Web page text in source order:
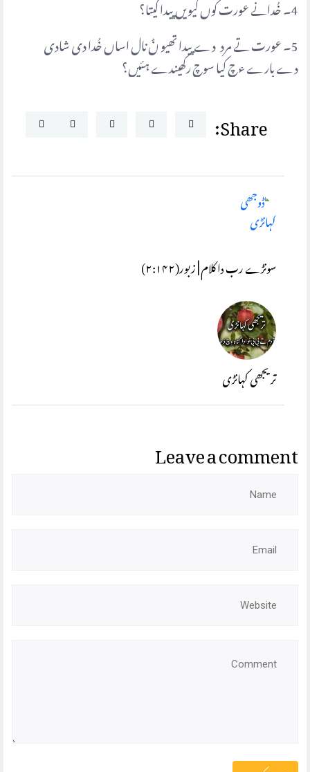
4۔ خُدانے عورت کُوں کیویں پیدا کیتا؟
5۔ عورت تے مرد دے پیدا تھیو ݨ نال اساں خُدا دی شادی
دے بارے ءچ کیا سوچ رکھیندے ہئیں؟
Share:
سونڑے رب دا کلام | زبور(۲:۱۴۲)
تریجھی کہانڑی
Leave a comment